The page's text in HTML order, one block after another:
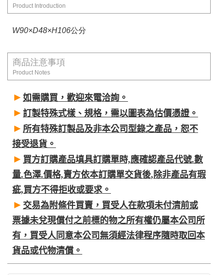
Product Introduction
W90×D48×H106公分
商品注意事項
Product Notes
► 如需購買，歡迎來電洽詢。
► 訂製特殊式樣、規格，需以圖表為估價憑證。
► 所有特殊訂製品及非本公司型錄之產品，恕不
接受退貨。
► 買方訂購產品填具訂購單時,應確認產品代號.數
量.色澤.價格,賣方依本訂購單交貨後,除非產品有瑕
疵,買方不得拒收或要求。
► 交易為附條件買賣，買受人在款項未付清前或
票據未兌現償付之前標的物之所有權仍屬本公司所
有，買受人同意本公司無須經法律程序隨時取回本
貨品或代物清償。